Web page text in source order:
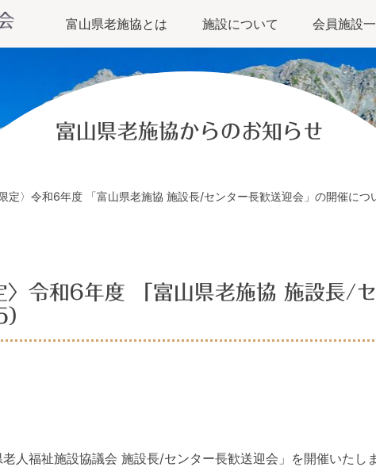
富山県老施協とは 施設について 会員施設
富山県老施協からのお知らせ
限定〉令和6年度 「富山県老施協 施設長/センター長歓送迎会」の開催につ
〉令和6年度 「富山県老施協 施設長/セ
人福祉施設協議会 施設長/センター長歓送迎会」を開催いたしま